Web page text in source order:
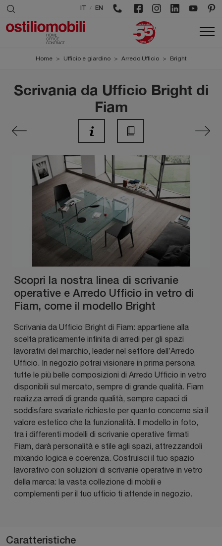
/ EN
Home > Ufficio e giardino > Arredo Ufficio > Bright
Scrivania da Ufficio Bright di
Fiam
Scopri la nostra linea di scrivanie
operative e Arredo Ufficio in vetro di
Fiam, come il modello Bright
Scrivania da Ufficio Bright di Fiam: appartiene alla
scelta praticamente infinita di arredi per gli spazi
lavorativi del marchio, leader nel settore dell’Arredo
Ufficio. In negozio potrai visionare in prima persona
tutte le più belle composizioni di Arredo Ufficio in vetro
disponibili sul mercato, sempre di grande qualità. Fiam
realizza arredi di grande qualità, sempre capaci di
soddisfare svariate richieste per quanto concerne sia il
valore estetico che la funzionalità. Il modello in foto,
tra i differenti modelli di scrivanie operative firmati
Fiam, darà personalità e stile agli spazi, attrezzandoli
mixando logica e coerenza. Costruisci il tuo spazio
lavorativo con soluzioni di scrivanie operative in vetro
della marca: la vasta collezione di mobili e
complementi per il tuo ufficio ti attende in negozio.
Caratteristiche